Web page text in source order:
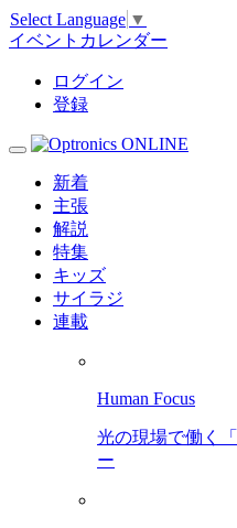
Select Language ▼
イベントカレンダー
ログイン
登録
新着
主張
解説
特集
キッズ
サイラジ
連載
Human Focus
光の現場で働く
ー